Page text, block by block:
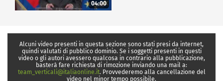
04:00
Alcuni video presenti in questa sezione sono stati presi da internet,
quindi valutati di pubblico dominio. Se i soggetti presenti in questi
video o gli autori avessero qualcosa in contrario alla pubblicazione,
basterà fare richiesta di rimozione inviando una mail a:
team_verticali@italiaonline.it. Provvederemo alla cancellazione del
video nel minor tempo possibile.